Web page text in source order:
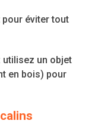
pour éviter tout
utilisez un objet
en bois) pour